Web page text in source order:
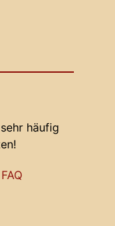
häufig